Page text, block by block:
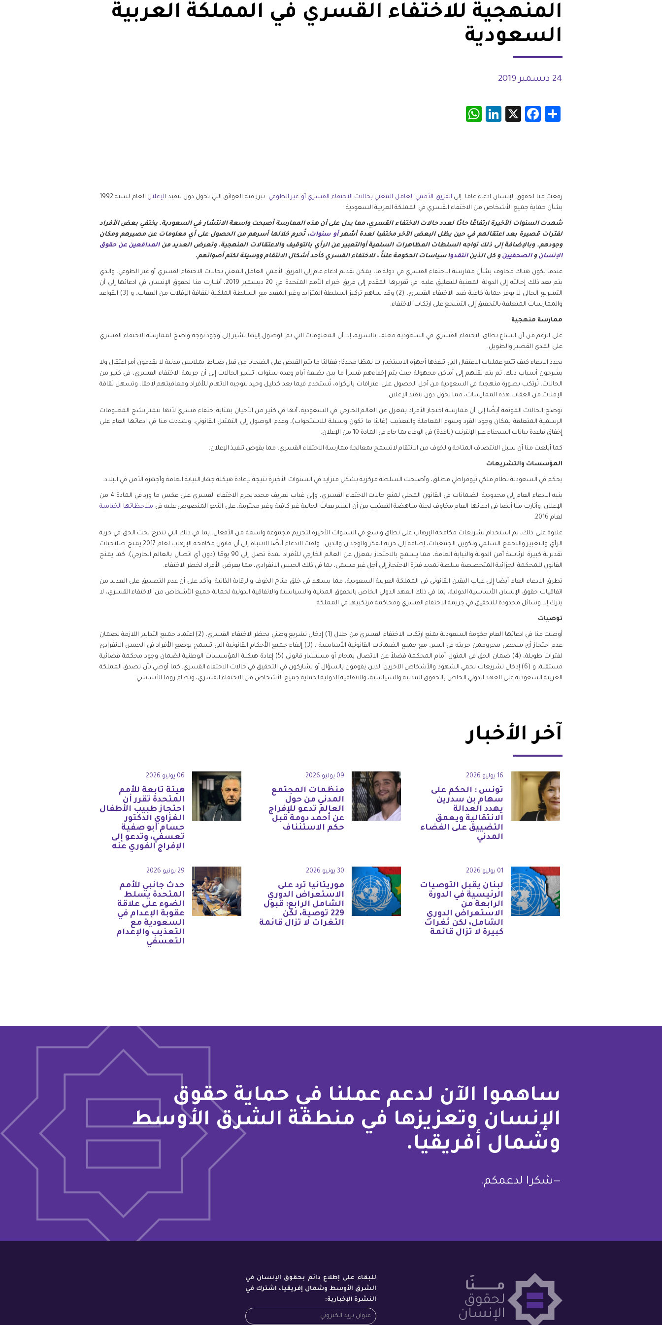
مصر
العراق
لبنان
المغرب
عمان
فلسطين
قطر
السعودية
سوريا
تونس
الإمارات
اليمن
شواغر
اتصل بنا
المنهجية للاختفاء القسري في المملكة العربية
السعودية
24 ديسمبر 2019
Share
Facebook
X
LinkedIn
رفعت منا لحقوق الإنسان ادعاء عاما إلى الفريق الأممي العامل المعني بحالات الاختفاء القسري أو غير الطوعي تبرز فيه العوائق التي تحول دون تنفيذ الإعلان
العام لسنة 1992
بشأن حماية جميع الأشخاص من الاختفاء القسري في المملكة العربية السعودية.
شهدت السنوات الأخيرة ارتفاعًا حادًا لعدد حالات الاختفاء القسري، مما يدل على أن هذه الممارسة أصبحت واسعة الانتشار في السعودية. يختفي بعض الأفراد
لفترات قصيرة بعد اعتقالهم في حين يظل البعض الآخر مختفيا لعدة أشهرأو سنوات، تُحرم خلالها أسرهم من الحصول على أي معلومات عن مصيرهم ومكان
وجودهم. وبالإضافة إلى ذلك تواجه السلطات المظاهرات السلمية أوالتعبير عن الرأي بالتوقيف والاعتقالات المنهجية. وتعرض العديد منالمدافعين عن حقوق
الإنسان والصحفيين و كل الذينانتقدوا سياسات الحكومة علناً ، للاختفاء القسري كأحد أشكال الانتقام ووسيلة لكتم أصواتهم.
عندما تكون هناك مخاوف بشأن ممارسة الاختفاء القسري في دولة ما، يمكن تقديم ادعاء عام إلى الفريق الأممي العامل المعني بحالات الاختفاء القسري أو غير الطوعي، والذي
يتم بعد ذلك إحالته إلى الدولة المعنية للتعليق عليه. في تقريرها المقدم إلى فريق خبراء الأمم المتحدة في 20 ديسمبر 2019، أشارت منا لحقوق الإنسان في ادعائها إلى أن
التشريع الحالي لا يوفر حماية كافية ضد الاختفاء القسري، (2) وقد ساهم تركيز السلطة المتزايد وغير المقيد مع السلطة الملكية لثقافة الإفلات من العقاب، و (3) القواعد
والممارسات المتعلقة بالتحقيق إلى التشجع على ارتكاب الاختفاء.
ممارسة منهجية
على الرغم من أن اتساع نطاق الاختفاء القسري في السعودية مغلف بالسرية، إلا أن المعلومات التي تم الوصول إليها تشير إلى وجود توجه واضح لممارسة الاختفاء القسري
على المدى القصير والطويل.
يحدد الادعاء كيف تتبع عمليات الاعتقال التي تنفذها أجهزة الاستخبارات نمطًا محددًا؛ فغالبًا ما يتم القبض على الضحايا من قبل ضباط بملابس مدنية لا يقدمون أمر اعتقال ولا
يشرحون أسباب ذلك. ثم يتم نقلهم إلى أماكن مجهولة حيث يتم إخفاءهم قسراً ما بين بضعة أيام وعدة سنوات. تشير الحالات إلى أن جريمة الاختفاء القسري، في كثير من
الحالات، تُرتكب بصورة منهجية في السعودية من أجل الحصول على اعترافات بالإكراه، تُستخدم فيما بعد كدليل وحيد لتوجيه الاتهام للأفراد ومعاقبتهم لاحقا. وتسهل ثقافة
الإفلات من العقاب هذه الممارسات، مما يحول دون تنفيذ الإعلان.
توضح الحالات الموثقة أيضًا إلى أن ممارسة احتجاز الأفراد بمعزل عن العالم الخارجي في السعودية، أنها في كثير من الأحيان بمثابة اختفاء قسري لأنها تتميز بشح المعلومات
الرسمية المتعلقة بمكان وجود الفرد وسوء المعاملة والتعذيب (غالبًا ما تكون وسيلة للاستجواب)، وعدم الوصول إلى التمثيل القانوني. وشددت منا في ادعائها العام على
إخفاق قاعدة بيانات السجناء عبر الإنترنت (نافذة) في الوفاء بما جاء في المادة 10 من الإعلان.
كما أبلغت منا أن سبل الانتصاف المتاحة والخوف من الانتقام لاتسمح بمعالجة ممارسة الاختفاء القسري، مما يقوض تنفيذ الإعلان.
المؤسسات والتشريعات
يحكم في السعودية نظام ملكي ثيوقراطي مطلق، وأصبحت السلطة مركزية بشكل متزايد في السنوات الأخيرة نتيجة لإعادة هيكلة جهاز النيابة العامة وأجهزة الأمن في البلاد.
ينبه الادعاء العام إلى محدودية الضمانات في القانون المحلي لمنع حالات الاختفاء القسري، وإلى غياب تعريف محدد يجرم الاختفاء القسري على عكس ما ورد في المادة 4 من
الإعلان. وأثارت منا أيضا في ادعائها العام مخاوف لجنة مناهضة التعذيب من أن التشريعات الحالية غير كافية وغير محترمة، على النحو المنصوص عليه في ملاحظاتها الختامية
لعام 2016.
علاوة على ذلك، تم استخدام تشريعات مكافحة الإرهاب على نطاق واسع في السنوات الأخيرة لتجريم مجموعة واسعة من الأفعال، بما في ذلك التي تندرج تحت الحق في حرية
الرأي والتعبير والتجمع السلمي وتكوين الجمعيات، إضافة إلى حرية الفكر والوجدان والدين. ولفت الادعاء أيضًا الانتباه إلى أن قانون مكافحة الإرهاب لعام 2017 يمنح صلاحيات
تقديرية كبيرة لرئاسة أمن الدولة والنيابة العامة، مما يسمح بالاحتجاز بمعزل عن العالم الخارجي للأفراد لمدة تصل إلى 90 يومًا (دون أي اتصال بالعالم الخارجي). كما يمنح
القانون للمحكمة الجزائية المتخصصة سلطة تمديد فترة الاحتجاز إلى أجل غير مسمى، بما في ذلك الحبس الانفرادي، مما يعرض الأفراد لخطر الاختفاء.
تطرق الادعاء العام أيضا إلى غياب اليقين القانوني في المملكة العربية السعودية، مما يسهم في خلق مناخ الخوف والرقابة الذاتية. وأكد على أن عدم التصديق على العديد من
اتفاقيات حقوق الإنسان الأساسية الدولية، بما في ذلك العهد الدولي الخاص بالحقوق المدنية والسياسية والاتفاقية الدولية لحماية جميع الأشخاص من الاختفاء القسري، لا
يترك إلا وسائل محدودة للتحقيق في جريمة الاختفاء القسري ومحاكمة مرتكبيها في المملكة.
توصيات
أوصت منا في ادعائها العام حكومة السعودية بمنع ارتكاب الاختفاء القسري من خلال (1) إدخال تشريع وطني يحظر الاختفاء القسري، (2) اعتماد جميع التدابير اللازمة لضمان
عدم احتجاز أي شخص محروممن حريته في السر، مع جميع الضمانات القانونية الأساسية ، (3) إلغاء جميع الأحكام القانونية التي تسمح بوضع الأفراد في الحبس الانفرادي
لفترات طويلة، (4) ضمان الحق في المثول أمام المحكمة فضلاً عن الاتصال بمحام أو مستشار قانوني (5) إعادة هيكلة المؤسسات الوطنية لضمان وجود محكمة قضائية
مستقلة، و (6) إدخال تشريعات تحمي الشهود والأشخاص الآخرين الذين يقومون بالسؤال أو يشاركون في التحقيق في حالات الاختفاء القسري. كما أوصي بأن تصدق المملكة
العربية السعودية على العهد الدولي الخاص بالحقوق المدنية والسياسية، والاتفاقية الدولية لحماية جميع الأشخاص من الاختفاء القسري، ونظام روما الأساسي..
آخر الأخبار
16 يوليو 2026
تونس : الحكم على
سهام بن سدرين
يهدد العدالة
الانتقالية ويعمق
التضييق على الفضاء
المدني
09 يوليو 2026
منظمات المجتمع
المدني من حول
العالم تدعو للإفراج
عن أحمد دومة قبل
حكم الاستئناف
06 يوليو 2026
هيئة تابعة للأمم
المتحدة تقرر أن
احتجاز طبيب الأطفال
الغزاوي الدكتور
حسام أبو صفية
تعسفي، وتدعو إلى
الإفراج الفوري عنه
01 يوليو 2026
لبنان يقبل التوصيات
الرئيسية في الدورة
الرابعة من
الاستعراض الدوري
الشامل، لكن ثغرات
كبيرة لا تزال قائمة
30 يونيو 2026
موريتانيا ترد على
الاستعراض الدوري
الشامل الرابع: قبول
229 توصية، لكن
الثغرات لا تزال قائمة
29 يونيو 2026
حدث جانبي للأمم
المتحدة يسلط
الضوء على علاقة
عقوبة الإعدام في
السعودية مع
التعذيب والإعدام
التعسفي
ساهموا الآن لدعم عملنا في حماية حقوق
الإنسان وتعزيزها في منطقة الشرق الأوسط
وشمال أفريقيا.
—شكرا لدعمكم.
للبقاء على إطلاع دائم بحقوق الإنسان في
الشرق الأوسط وشمال إفريقيا، اشترك في
النشرة الإخبارية: